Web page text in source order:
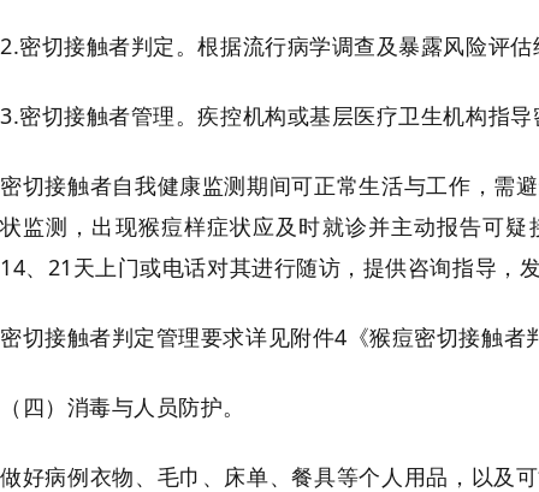
2.密切接触者判定。根据流行病学调查及暴露风险评
3.密切接触者管理。疾控机构或基层医疗卫生机构指
密切接触者自我健康监测期间可正常生活与工作，需
状监测，出现猴痘样症状应及时就诊并主动报告可
14、21天上门或电话对其进行随访，提供咨询指导，
密切接触者判定管理要求详见附件4《猴痘密切接触者
（四）消毒与人员防护。
做好病例衣物、毛巾、床单、餐具等个人用品，以及